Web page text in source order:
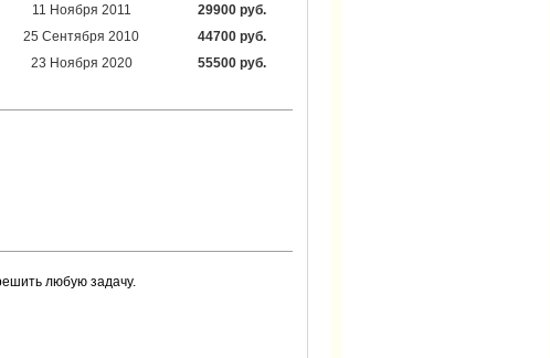
11 Ноября 2011
29900 руб.
25 Сентября 2010
44700 руб.
23 Ноября 2020 55500 руб.
любую задачу.